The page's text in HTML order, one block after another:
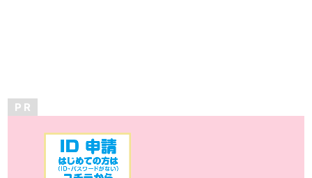
P R